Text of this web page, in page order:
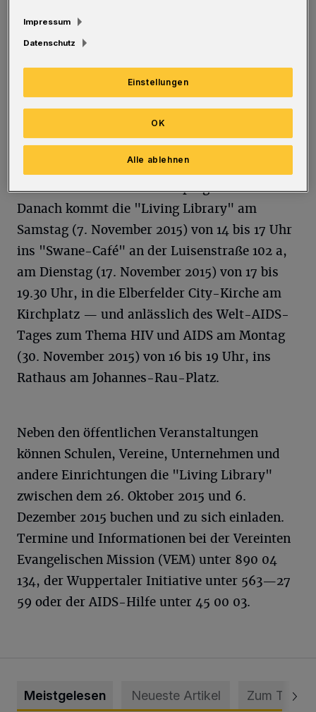
sowie Leben mit HIV. Darüber berichten
Menschen aus eigener Erfahrung: Als
"lebendige Bücher" erzählen sie ihre
Der erste Wuppertaler Termin ist Freitag (30.
Oktober 2015) von 15 bis 18 Uhr in der
Zentralbibliothek in der Kolpingstraße.
Danach kommt die "Living Library" am
Samstag (7. November 2015) von 14 bis 17 Uhr
ins "Swane-Café" an der Luisenstraße 102 a,
am Dienstag (17. November 2015) von 17 bis
19.30 Uhr, in die Elberfelder City-Kirche am
Kirchplatz — und anlässlich des Welt-AIDS-
Tages zum Thema HIV und AIDS am Montag
(30. November 2015) von 16 bis 19 Uhr, ins
Rathaus am Johannes-Rau-Platz.
Neben den öffentlichen Veranstaltungen
können Schulen, Vereine, Unternehmen und
andere Einrichtungen die "Living Library"
zwischen dem 26. Oktober 2015 und 6.
Dezember 2015 buchen und zu sich einladen.
Termine und Informationen bei der Vereinten
Evangelischen Mission (VEM) unter 890 04
134, der Wuppertaler Initiative unter 563—27
59 oder der AIDS-Hilfe unter 45 00 03.
Meistgelesen Neueste Artikel Zum Thema
Impressum
Datenschutz
Einstellungen
Alle ablehnen
OK